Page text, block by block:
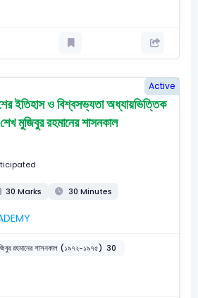
Active
ইতিহাস ও বিশ্বসভ্যতা অধ্যায়ভিত্তিক
মুজিবুর রহমানের শাসনকাল
30 Marks 30 Minutes
রহমানের শাসনকাল (১৯৭২-১৯৭৫) 30